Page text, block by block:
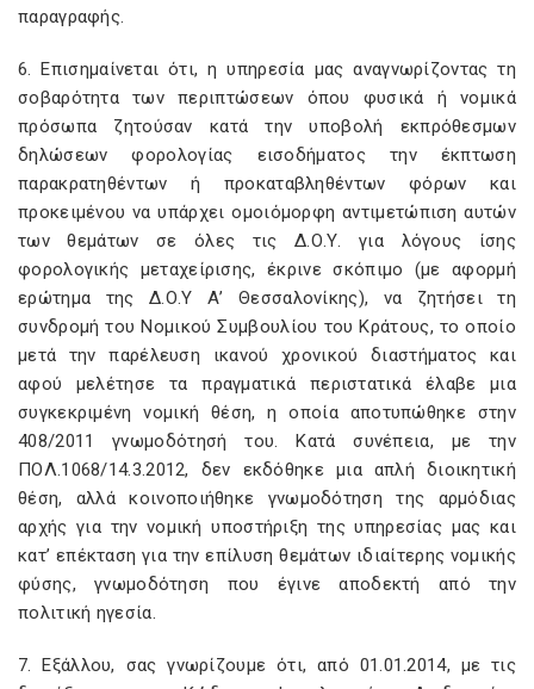
παραγραφής.
6. Επισημαίνεται ότι, η υπηρεσία μας αναγνωρίζοντας τη
σοβαρότητα των περιπτώσεων όπου φυσικά ή νομικά
πρόσωπα ζητούσαν κατά την υποβολή εκπρόθεσμων
δηλώσεων φορολογίας εισοδήματος την έκπτωση
παρακρατηθέντων ή προκαταβληθέντων φόρων και
προκειμένου να υπάρχει ομοιόμορφη αντιμετώπιση αυτών
των θεμάτων σε όλες τις Δ.Ο.Υ. για λόγους ίσης
φορολογικής μεταχείρισης, έκρινε σκόπιμο (με αφορμή
ερώτημα της Δ.Ο.Υ Α’ Θεσσαλονίκης), να ζητήσει τη
συνδρομή του Νομικού Συμβουλίου του Κράτους, το οποίο
μετά την παρέλευση ικανού χρονικού διαστήματος και
αφού μελέτησε τα πραγματικά περιστατικά έλαβε μια
συγκεκριμένη νομική θέση, η οποία αποτυπώθηκε στην
408/2011 γνωμοδότησή του. Κατά συνέπεια, με την
ΠΟΛ.1068/14.3.2012, δεν εκδόθηκε μια απλή διοικητική
θέση, αλλά κοινοποιήθηκε γνωμοδότηση της αρμόδιας
αρχής για την νομική υποστήριξη της υπηρεσίας μας και
κατ’ επέκταση για την επίλυση θεμάτων ιδιαίτερης νομικής
φύσης, γνωμοδότηση που έγινε αποδεκτή από την
πολιτική ηγεσία.
7. Εξάλλου, σας γνωρίζουμε ότι, από 01.01.2014, με τις